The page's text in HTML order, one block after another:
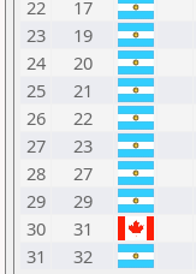
22
17
23
19
24
20
25
21
26
22
27
23
28
27
29
29
30
31
31
32